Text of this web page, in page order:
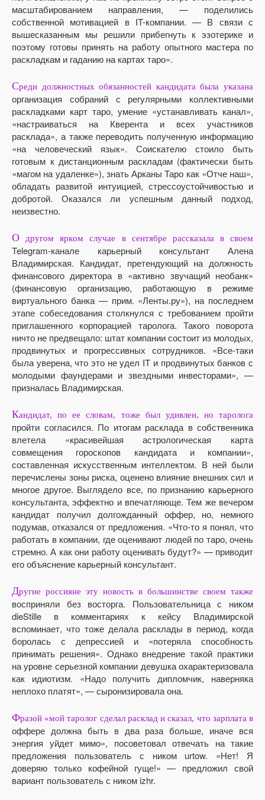
масштабированием направления, — поделились
собственной мотивацией в IT-компании. — В связи с
вышесказанным мы решили прибегнуть к эзотерике и
поэтому готовы принять на работу опытного мастера по
раскладкам и гаданию на картах таро».
Среди должностных обязанностей кандидата была указана
организация собраний с регулярными коллективными
раскладками карт таро, умение «устанавливать канал»,
«настраиваться на Кверента и всех участников
расклада», а также переводить полученную информацию
«на человеческий язык». Соискателю стоило быть
готовым к дистанционным раскладам (фактически быть
«магом на удаленке»), знать Арканы Таро как «Отче наш»,
обладать развитой интуицией, стрессоустойчивостью и
добротой. Оказался ли успешным данный подход,
неизвестно.
О другом ярком случае в сентябре рассказала в своем
Telegram-канале карьерный консультант Алена
Владимирская. Кандидат, претендующий на должность
финансового директора в «активно звучащий необанк»
(финансовую организацию, работающую в режиме
виртуального банка — прим. «Ленты.ру»), на последнем
этапе собеседования столкнулся с требованием пройти
приглашенного корпорацией таролога. Такого поворота
ничто не предвещало: штат компании состоит из молодых,
продвинутых и прогрессивных сотрудников. «Все-таки
была уверена, что это не удел IT и продвинутых банков с
молодыми фаундерами и звездными инвесторами», —
призналась Владимирская.
Кандидат, по ее словам, тоже был удивлен, но таролога
пройти согласился. По итогам расклада в собственника
влетела «красивейшая астрологическая карта
совмещения гороскопов кандидата и компании»,
составленная искусственным интеллектом. В ней были
перечислены зоны риска, оценено влияние внешних сил и
многое другое. Выглядело все, по признанию карьерного
консультанта, эффектно и впечатляюще. Тем же вечером
кандидат получил долгожданный оффер, но, немного
подумав, отказался от предложения. «Что-то я понял, что
работать в компании, где оценивают людей по таро, очень
стремно. А как они работу оценивать будут?» — приводит
его объяснение карьерный консультант.
Другие россияне эту новость в большинстве своем также
восприняли без восторга. Пользовательница с ником
dieStille в комментариях к кейсу Владимирской
вспоминает, что тоже делала расклады в период, когда
боролась с депрессией и «потеряла способность
принимать решения». Однако внедрение такой практики
на уровне серьезной компании девушка охарактеризовала
как идиотизм. «Надо получить дипломчик, наверняка
неплохо платят», — сыронизировала она.
Фразой «мой таролог сделал расклад и сказал, что зарплата в
оффере должна быть в два раза больше, иначе вся
энергия уйдет мимо», посоветовал отвечать на такие
предложения пользователь с ником urtow. «Нет! Я
доверяю только кофейной гуще!» — предложил свой
вариант пользователь с ником izhr.